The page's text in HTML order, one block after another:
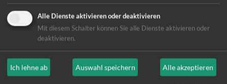
Mehr erfahren
Alle Dienste aktivieren oder deaktivieren
Mit diesem Schalter können Sie alle Dienste aktivieren oder
deaktivieren.
Ich lehne ab Auswahl speichern Alle akzeptieren